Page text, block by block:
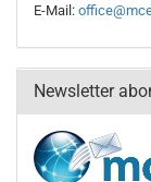
E-Mail:
Newsletter